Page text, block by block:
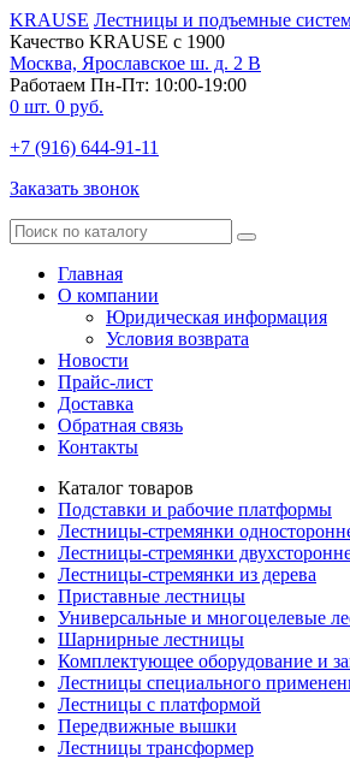
KRAUSE Лестницы и подъемные
Качество KRAUSE с 1900
Москва, Ярославское ш. д. 2 В
Работаем Пн-Пт: 10:00-19:00
0 шт. 0 руб.
+7 (916) 644-91-11
Заказать звонок
Главная
О компании
Юридическая информация
Условия возврата
Новости
Прайс-лист
Доставка
Обратная связь
Контакты
Каталог товаров
Подставки и рабочие платформы
Лестницы-стремянки
Лестницы-стремянки
Лестницы-стремянки из дерева
Приставные лестницы
Универсальные и многоцелевые
Шарнирные лестницы
Комплектующее оборудование и
Лестницы специального
Лестницы с платформой
Передвижные вышки
Лестницы трансформер